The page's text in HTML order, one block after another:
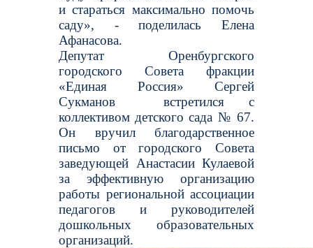
и стараться максимально помочь
саду», - поделилась Елена
Афанасова.
Депутат Оренбургского
городского Совета фракции
«Единая Россия» Сергей
Сукманов встретился с
коллективом детского сада № 67.
Он вручил благодарственное
письмо от городского Совета
заведующей Анастасии Кулаевой
за эффективную организацию
работы региональной ассоциации
педагогов и руководителей
дошкольных образовательных
организаций.